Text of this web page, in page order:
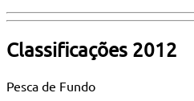
Classificações 2012
Pesca de Fundo